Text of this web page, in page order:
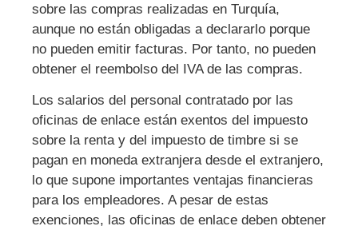
sobre las compras realizadas en Turquía,
aunque no están obligadas a declararlo porque
no pueden emitir facturas. Por tanto, no pueden
obtener el reembolso del IVA de las compras.
Los salarios del personal contratado por las
oficinas de enlace están exentos del impuesto
sobre la renta y del impuesto de timbre si se
pagan en moneda extranjera desde el extranjero,
lo que supone importantes ventajas financieras
para los empleadores. A pesar de estas
exenciones, las oficinas de enlace deben obtener